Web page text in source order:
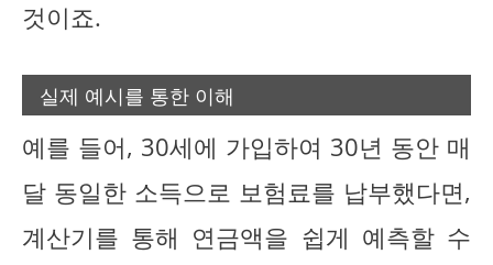
것이죠.
실제 예시를 통한 이해
예를 들어, 30세에 가입하여 30년 동안 매
달 동일한 소득으로 보험료를 납부했다면,
계산기를 통해 연금액을 쉽게 예측할 수